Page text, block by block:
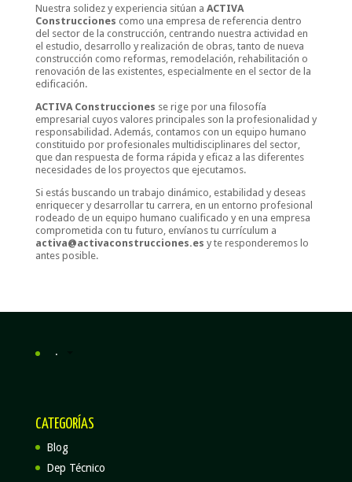
Nuestra solidez y experiencia sitúan a ACTIVA
Construcciones como una empresa de referencia dentro
del sector de la construcción, centrando nuestra actividad en
el estudio, desarrollo y realización de obras, tanto de nueva
construcción como reformas, remodelación, rehabilitación o
renovación de las existentes, especialmente en el sector de la
edificación.
ACTIVA Construcciones se rige por una filosofía
empresarial cuyos valores principales son la profesionalidad y
responsabilidad. Además, contamos con un equipo humano
constituido por profesionales multidisciplinares del sector,
que dan respuesta de forma rápida y eficaz a las diferentes
necesidades de los proyectos que ejecutamos.
Si estás buscando un trabajo dinámico, estabilidad y deseas
enriquecer y desarrollar tu carrera, en un entorno profesional
rodeado de un equipo humano cualificado y en una empresa
comprometida con tu futuro, envíanos tu currículum a
activa@activaconstrucciones.es y te responderemos lo
antes posible.
.
CATEGORÍAS
Blog
Dep Técnico